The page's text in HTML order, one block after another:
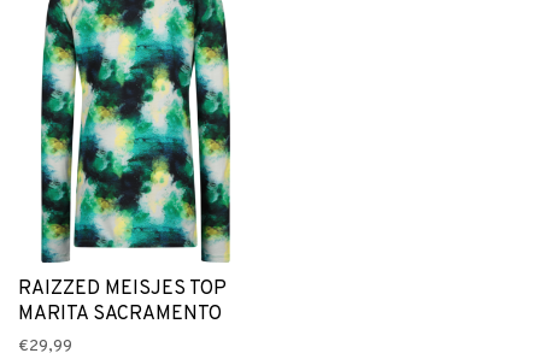
RAIZZED MEISJES TOP
MARITA SACRAMENTO
€29,99